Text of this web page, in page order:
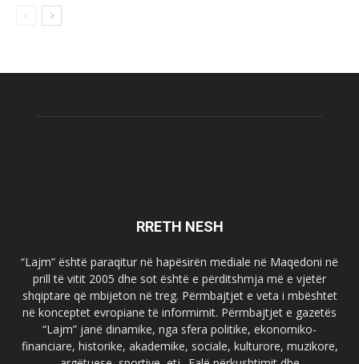
RRETH NESH
“Lajm” është paraqitur në hapësirën mediale në Maqedoni në
prill të vitit 2005 dhe sot është e përditshmja më e vjetër
shqiptare që mbijeton në treg. Përmbajtjet e veta i mbështet
në konceptet evropiane të informimit. Përmbajtjet e gazetës
“Lajm” janë dinamike, nga sfera politike, ekonomiko-
financiare, historike, akademike, sociale, kulturore, muzikore,